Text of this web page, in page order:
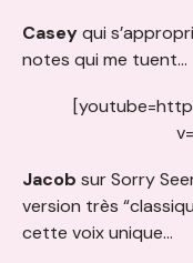
Caseyqui
notes qui me tuent…
Jacob sur Sorry
version très
cette voix unique…